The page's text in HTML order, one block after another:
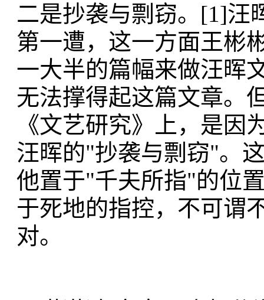
二是抄袭与剽窃。[1]汪
第一遭，这一方面王彬
一大半的篇幅来做汪晖
无法撑得起这篇文章。
《文艺研究》上，是
汪晖的"抄袭与剽窃"。
他置于"千夫所指"的位
于死地的指控，不可谓
对。